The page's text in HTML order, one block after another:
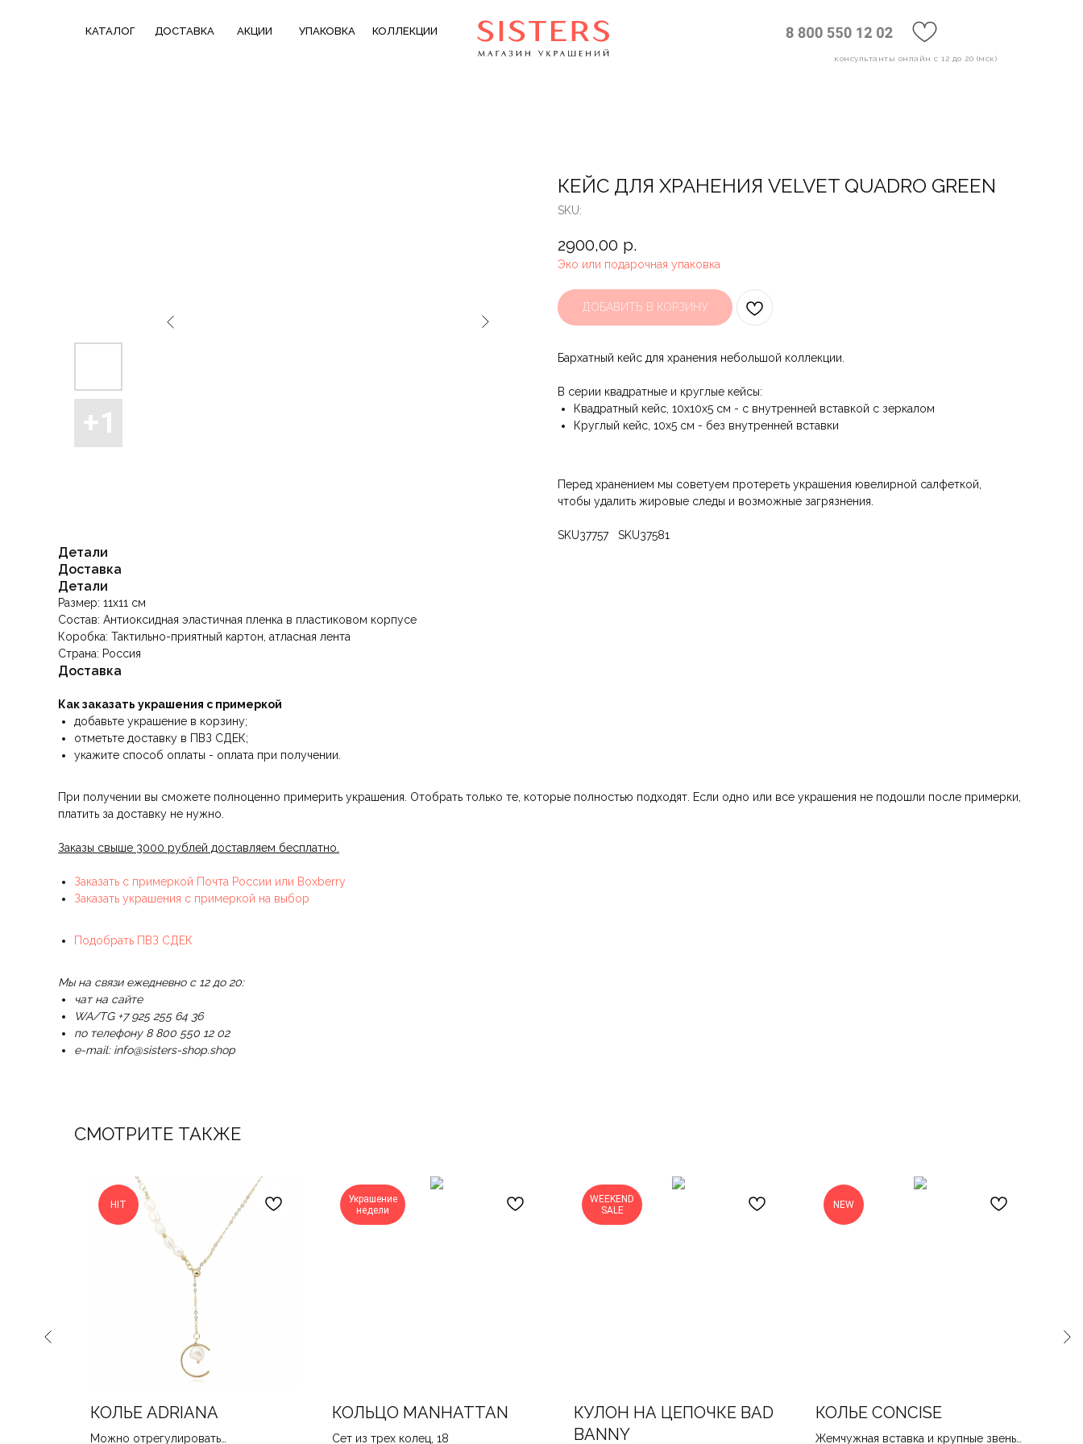
КАТАЛОГ УПАКОВКА КОЛЛЕКЦИИ
ДОСТАВКА
консультанты онлайн с 12 до 20 (мск)
АКЦИИ
КЕЙС ДЛЯ ХРАНЕНИЯ VELVET QUADRO GREEN
SKU:
2900,00 р.
Эко или подарочная упаковка
ДОБАВИТЬ В КОРЗИНУ
Бархатный кейс для хранения небольшой коллекции.
В серии квадратные и круглые кейсы:
Квадратный кейс, 10x10x5 см - с внутренней вставкой с зеркалом
Круглый кейс, 10x5 см - без внутренней вставки
Перед хранением мы советуем протереть украшения ювелирной салфеткой,
чтобы удалить жировые следы и возможные загрязнения.
SKU37757 SKU37581
Детали
Доставка
Детали
Размер: 11x11 см
Состав: Антиоксидная эластичная пленка в пластиковом корпусе
Коробка: Тактильно-приятный картон, атласная лента
Страна: Россия
Доставка
Как заказать украшения с примеркой
добавьте украшение в корзину;
отметьте доставку в ПВЗ СДЕК;
укажите способ оплаты - оплата при получении.
При получении вы сможете полноценно примерить украшения. Отобрать только те, которые полностью подходят. Если одно или все украшения не подошли после примерки,
платить за доставку не нужно.
Заказы свыше 3000 рублей доставляем бесплатно.
Заказать с примеркой Почта России или Boxberry
Заказать украшения с примеркой на выбор
Подобрать ПВЗ СДЕК
Мы на связи ежедневно с 12 до 20:
чат на сайте
WA/TG +7 925 255 64 36
по телефону 8 800 550 12 02
e-mail: info@sisters-shop.shop
СМОТРИТЕ ТАКЖЕ
HIT
КОЛЬЕ ADRIANA
Можно отрегулировать
Украшение
недели
КОЛЬЦО MANHATTAN
Сет из трех колец, 18
WEEKEND
SALE
КУЛОН НА ЦЕПОЧКЕ BAD
BANNY
NEW
КОЛЬЕ CONCISE
Жемчужная вставка и крупные звенья,